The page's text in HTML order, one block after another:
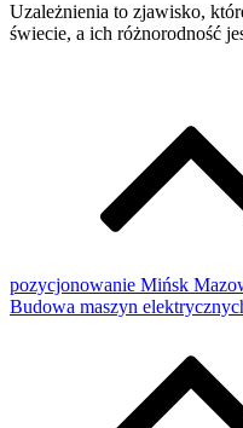
Uzależnienia to zjawisko,
świecie, a ich różnorodność
pozycjonowanie Mińsk
Budowa maszyn